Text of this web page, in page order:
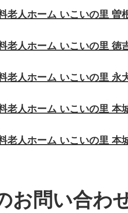
老人ホーム いこいの里 曽
老人ホーム いこいの里 徳
老人ホーム いこいの里 永
老人ホーム いこいの里 本
老人ホーム いこいの里 本
お問い合わ